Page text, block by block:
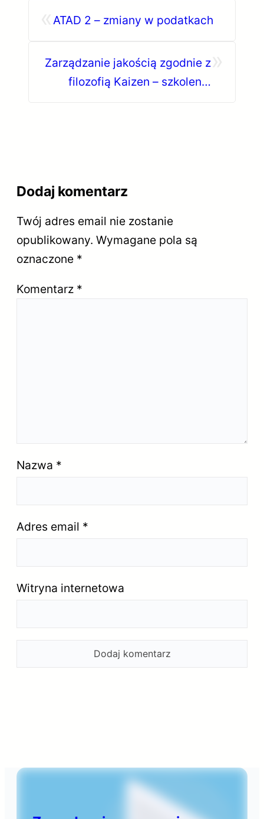
ATAD 2 – zmiany w podatkach
Zarządzanie jakością zgodnie z
filozofią Kaizen – szkolenia
Dodaj komentarz
Twój adres email nie zostanie
opublikowany. Wymagane pola są
oznaczone *
Komentarz *
Nazwa *
Adres email *
Witryna internetowa